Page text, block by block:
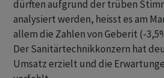
dürften aufgrund der trüben
analysiert werden, heisst es am
allem die Zahlen von Geberit (-
Der Sanitärtechnikkonzern hat
Umsatz erzielt und die